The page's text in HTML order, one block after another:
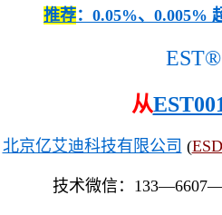
推荐：0.05%、0.005%
EST®
从
北京亿艾迪科技有限公司 (
技术微信：